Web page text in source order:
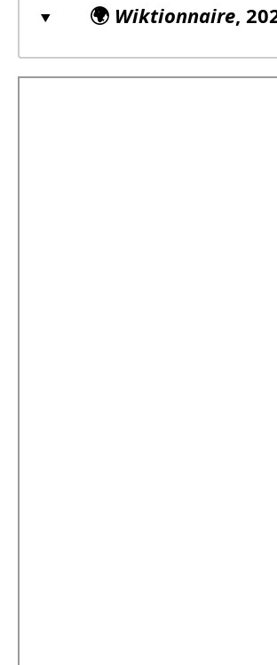
🌍 Wiktionnaire,